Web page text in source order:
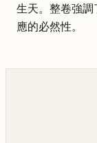
生天。整卷強
應的必然性。